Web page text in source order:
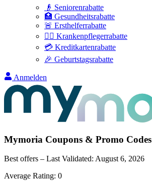
👴 Seniorenrabatte
🏥 Gesundheitsrabatte
🚨 Ersthelferrabatte
👩‍⚕️ Krankenpflegerrabatte
💳 Kreditkartenrabatte
🎉 Geburtstagsrabatte
Anmelden
Mymoria Coupons & Promo Codes
Best offers – Last Validated: August 6, 2026
Average Rating: 0